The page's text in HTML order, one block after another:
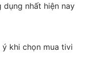
dụng nhất hiện nay
khi chọn mua tivi